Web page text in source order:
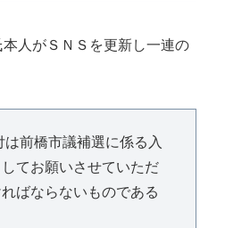
人がＳＮＳを更新し一連の
前橋市議補選に係る入
てお願いさせていただ
ばならないものである